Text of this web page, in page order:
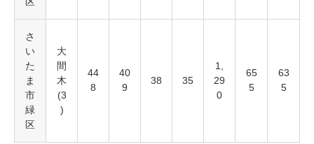
さ
い
た
ま
市
緑
区
大
間
木
(3
)
44
8
40
9
38 35
1,
29
0
65
5
63
5